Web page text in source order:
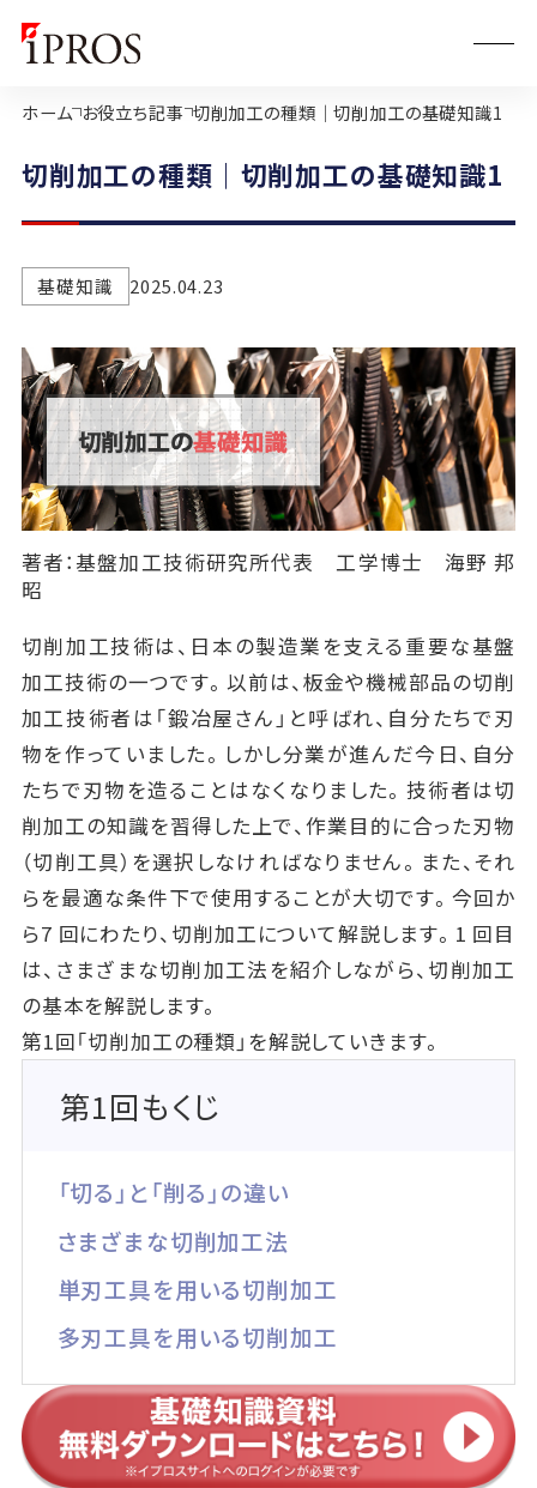
ホーム お役立ち記事 切削加工の種類｜切削加工の基礎知識1
切削加工の種類｜切削加工の基礎知識1
基礎知識 2025.04.23
著者：基盤加工技術研究所代表 工学博士 海野 邦
昭
切削加工技術は、日本の製造業を支える重要な基盤
加工技術の一つです。以前は、板金や機械部品の切削
加工技術者は「鍛冶屋さん」と呼ばれ、自分たちで刃
物を作っていました。しかし分業が進んだ今日、自分
たちで刃物を造ることはなくなりました。技術者は切
削加工の知識を習得した上で、作業目的に合った刃物
（切削工具）を選択しなければなりません。また、それ
らを最適な条件下で使用することが大切です。今回か
ら7 回にわたり、切削加工について解説します。1 回目
は、さまざまな切削加工法を紹介しながら、切削加工
の基本を解説します。
第1回「切削加工の種類」を解説していきます。
第1回もくじ
「切る」と「削る」の違い
さまざまな切削加工法
単刃工具を用いる切削加工
多刃工具を用いる切削加工